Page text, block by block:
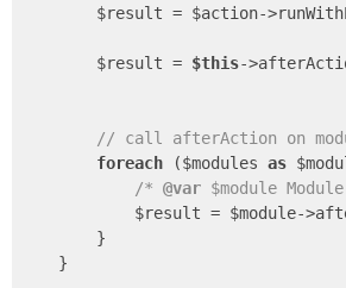
$result = $action-
        $result =
$this-
// call afterAction on
foreach ($modules as
/* @var $module
$result = $module-
        }
    }